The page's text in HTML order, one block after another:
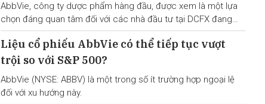
AbbVie, công ty dược phẩm hàng đầu, được xem là một lựa
chọn đáng quan tâm đối với các nhà đầu tư tại DCFX đang
tìm kiếm cơ hội đạt được dòng thu nhập dài hạn và ổn định.
Liệu cổ phiếu AbbVie có thể tiếp tục vượt
trội so với S&P 500?
AbbVie (NYSE: ABBV) là một trong số ít trường hợp ngoại lệ
đối với xu hướng này.